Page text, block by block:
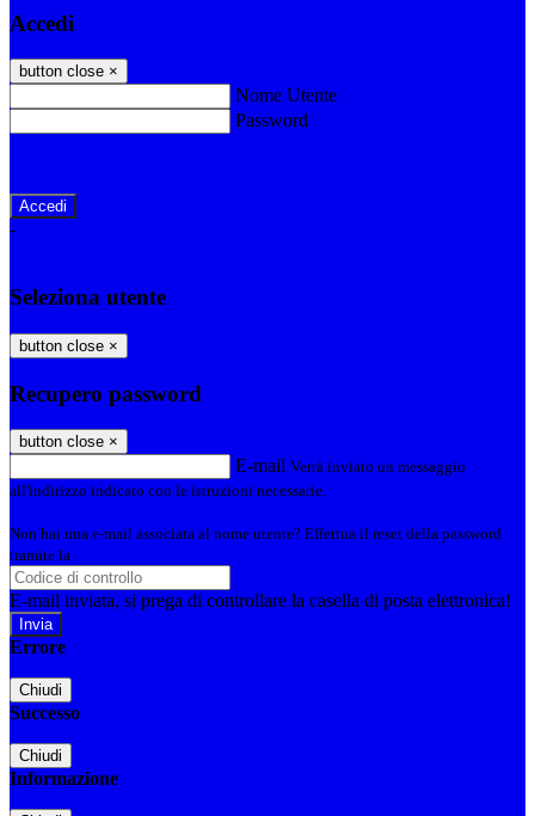
Accedi
button close ×
Nome Utente
Password
-
Seleziona utente
button close ×
Recupero password
button close ×
E-mail Verrà inviato un messaggio
all'indirizzo indicato con le istruzioni necessarie.
Non hai una e-mail associata al nome utente? Effettua il reset della password
tramite la
E-mail inviata, si prega di controllare la casella di posta elettronica!
Errore
Chiudi
Successo
Chiudi
Informazione